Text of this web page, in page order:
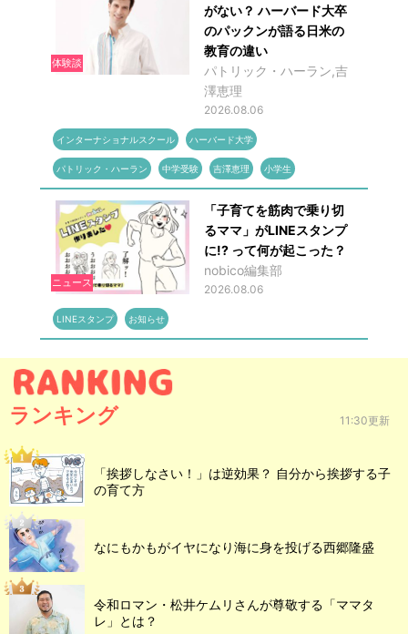
体験談
がない？ ハーバード大卒
のパックンが語る日米の
教育の違い
パトリック・ハーラン,吉
澤恵理
2026.08.06
インターナショナルスクール ハーバード大学
パトリック・ハーラン 中学受験 吉澤恵理 小学生
ニュース
「子育てを筋肉で乗り切
るママ」がLINEスタンプ
に!? って何が起こった？
nobico編集部
2026.08.06
LINEスタンプ お知らせ
ランキング 11:30更新
「挨拶しなさい！」は逆効果？ 自分から挨拶する子
の育て方
なにもかもがイヤになり海に身を投げる西郷隆盛
令和ロマン・松井ケムリさんが尊敬する「ママタ
レ」とは？